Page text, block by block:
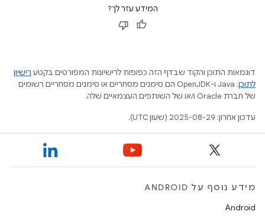
המידע עזר לך?
דוגמאות התוכן והקוד שבדף הזה כפופות לרישיונות המפורטים בקטע רישיון
לתוכן
.‏ Java ו-OpenJDK הם סימנים מסחריים או סימנים מסחריים רשומים
של חברת Oracle ו/או של השותפים העצמאיים שלה.
עדכון אחרון: 2025-08-29 (שעון UTC).
מידע נוסף על ANDROID
Android